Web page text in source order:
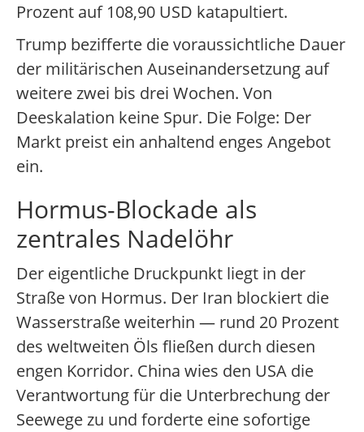
Prozent auf 108,90 USD katapultiert.
Trump bezifferte die voraussichtliche Dauer
der militärischen Auseinandersetzung auf
weitere zwei bis drei Wochen. Von
Deeskalation keine Spur. Die Folge: Der
Markt preist ein anhaltend enges Angebot
ein.
Hormus-Blockade als
zentrales Nadelöhr
Der eigentliche Druckpunkt liegt in der
Straße von Hormus. Der Iran blockiert die
Wasserstraße weiterhin — rund 20 Prozent
des weltweiten Öls fließen durch diesen
engen Korridor. China wies den USA die
Verantwortung für die Unterbrechung der
Seewege zu und forderte eine sofortige